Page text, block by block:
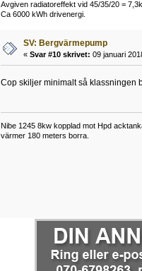
Avgiven radiatoreffekt vid 45/35/20 =
Ca 6000 kWh drivenergi.
SV: Bergvärmepump
« Svar #10 skrivet: 09 januari
Cop skiljer minimalt så klassningen
Nibe 1245 8kw kopplad mot Hpd
värmer 180 meters borra.